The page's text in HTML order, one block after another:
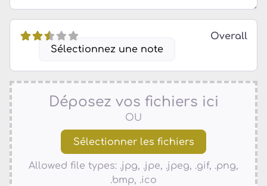
Sélectionnez une note
Overall
Déposez vos fichiers ici
OU
Allowed file types: .jpg, .jpe, .jpeg, .gif, .png,
.bmp, .ico